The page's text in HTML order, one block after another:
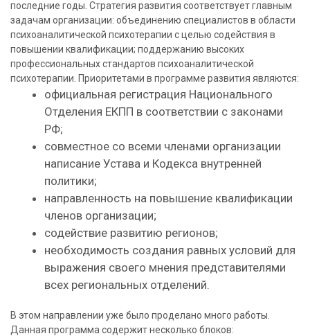
последние годы. Стратегия развития соответствует главным
задачам организации: объединению специалистов в области
психоаналитической психотерапии с целью содействия в
повышении квалификации; поддержанию высоких
профессиональных стандартов психоаналитической
психотерапии. Приоритетами в программе развития являются:
официальная регистрация Национального
Отделения ЕКПП в соответствии с законами
РФ;
совместное со всеми членами организации
написание Устава и Кодекса внутренней
политики;
направленность на повышение квалификации
членов организации;
содействие развитию регионов;
необходимость создания равных условий для
выражения своего мнения представителями
всех региональных отделений.
В этом направлении уже было проделано много работы.
Данная программа содержит несколько блоков: